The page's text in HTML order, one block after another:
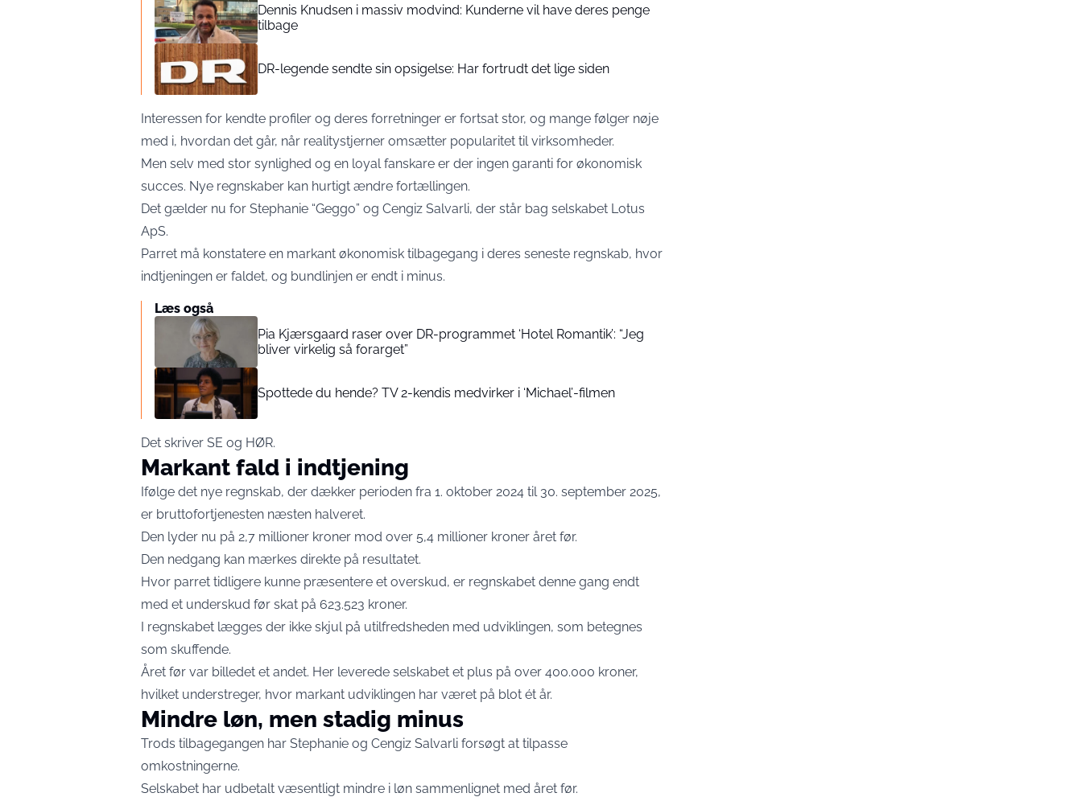
Dennis Knudsen i massiv modvind: Kunderne vil have deres penge
tilbage
DR-legende sendte sin opsigelse: Har fortrudt det lige siden
Interessen for kendte profiler og deres forretninger er fortsat stor, og mange følger nøje
med i, hvordan det går, når realitystjerner omsætter popularitet til virksomheder.
Men selv med stor synlighed og en loyal fanskare er der ingen garanti for økonomisk
succes. Nye regnskaber kan hurtigt ændre fortællingen.
Det gælder nu for Stephanie “Geggo” og Cengiz Salvarli, der står bag selskabet Lotus
ApS.
Parret må konstatere en markant økonomisk tilbagegang i deres seneste regnskab, hvor
indtjeningen er faldet, og bundlinjen er endt i minus.
Læs også
Pia Kjærsgaard raser over DR-programmet ‘Hotel Romantik’: “Jeg
bliver virkelig så forarget”
Spottede du hende? TV 2-kendis medvirker i ‘Michael’-filmen
Det skriver SE og HØR.
Markant fald i indtjening
Ifølge det nye regnskab, der dækker perioden fra 1. oktober 2024 til 30. september 2025,
er bruttofortjenesten næsten halveret.
Den lyder nu på 2,7 millioner kroner mod over 5,4 millioner kroner året før.
Den nedgang kan mærkes direkte på resultatet.
Hvor parret tidligere kunne præsentere et overskud, er regnskabet denne gang endt
med et underskud før skat på 623.523 kroner.
I regnskabet lægges der ikke skjul på utilfredsheden med udviklingen, som betegnes
som skuffende.
Året før var billedet et andet. Her leverede selskabet et plus på over 400.000 kroner,
hvilket understreger, hvor markant udviklingen har været på blot ét år.
Mindre løn, men stadig minus
Trods tilbagegangen har Stephanie og Cengiz Salvarli forsøgt at tilpasse
omkostningerne.
Selskabet har udbetalt væsentligt mindre i løn sammenlignet med året før.